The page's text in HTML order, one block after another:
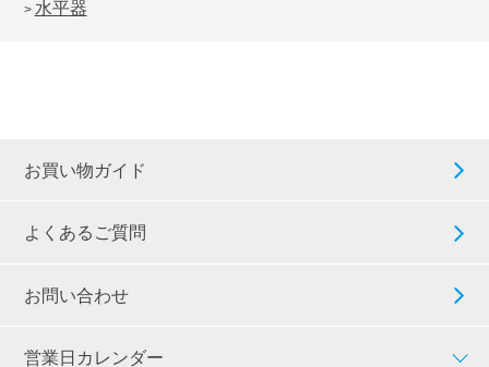
> 水平器
お買い物ガイド
よくあるご質問
お問い合わせ
営業日カレンダー